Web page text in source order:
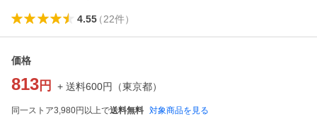
4.55（22件）
価格
813 円 + 送料600円 （東京都）
同一ストア3,980円以上で送料無料 対象商品を見る